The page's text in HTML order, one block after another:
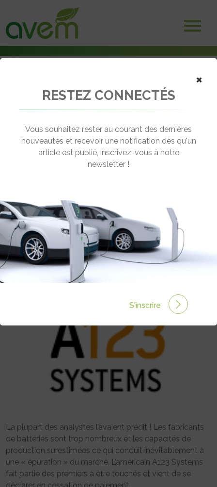
Le fabricant A123 Systems déclaré en faillite – Possible reprise par
← Revenir aux actualités
LE FABRICANT A123 SYSTEMS
DÉCLARÉ EN FAILLITE – POSSIBLE
REPRISE PAR JOHNSON CONTROLS
Rédigé par le 18 Oct 2012 à 00:00 0 commentaires
La plupart des analystes l’avaient prédit ! Les fabricants
de batteries sont trop nombreux et les capacités de
production surestimées ce qui conduit inévitablement à
une « épuration » du marché. L’américain A123 Systems
fait partie des premiers à être touchés et vient de se
déclarer en cessation de paiement.
×
RESTEZ CONNECTÉS
Vous souhaitez rester au courant des dernières
nouveautés et recevoir une notification dès qu'un
article est publié, inscrivez-vous à notre
newsletter !
S'inscrire